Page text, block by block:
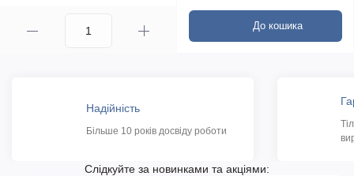
До кошика
Надійність
Більше 10 років досвіду роботи
Слідкуйте за новинками та акціями: